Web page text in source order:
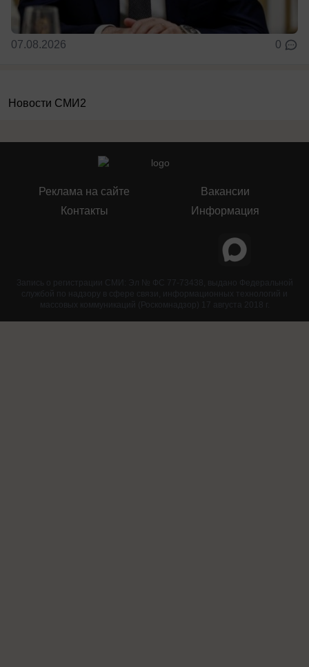
07.08.2026 0
Новости СМИ2
Реклама на сайте
Контакты
Вакансии
Информация
Запись о регистрации СМИ: Эл № ФС 77-73438, выдано Федеральной
службой по надзору в сфере связи, информационных технологий и
массовых коммуникаций (Роскомнадзор) 17 августа 2018 г.